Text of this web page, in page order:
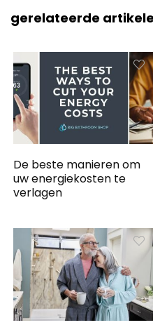
gerelateerde
De beste manieren om
uw energiekosten te
verlagen